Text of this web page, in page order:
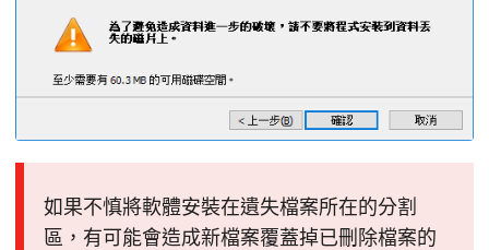
如果不慎將軟體安裝在遺失檔案所在的分割
區，有可能會造成新檔案覆蓋掉已刪除檔案的